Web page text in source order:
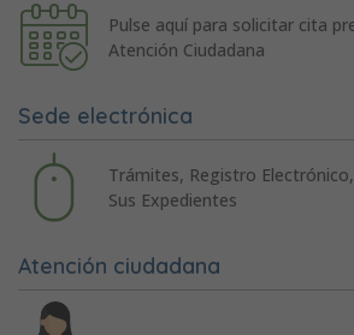
Pulse aquí para solicitar cita
Atención Ciudadana
Sede electrónica
Trámites, Registro
Sus Expedientes
Atención ciudadana